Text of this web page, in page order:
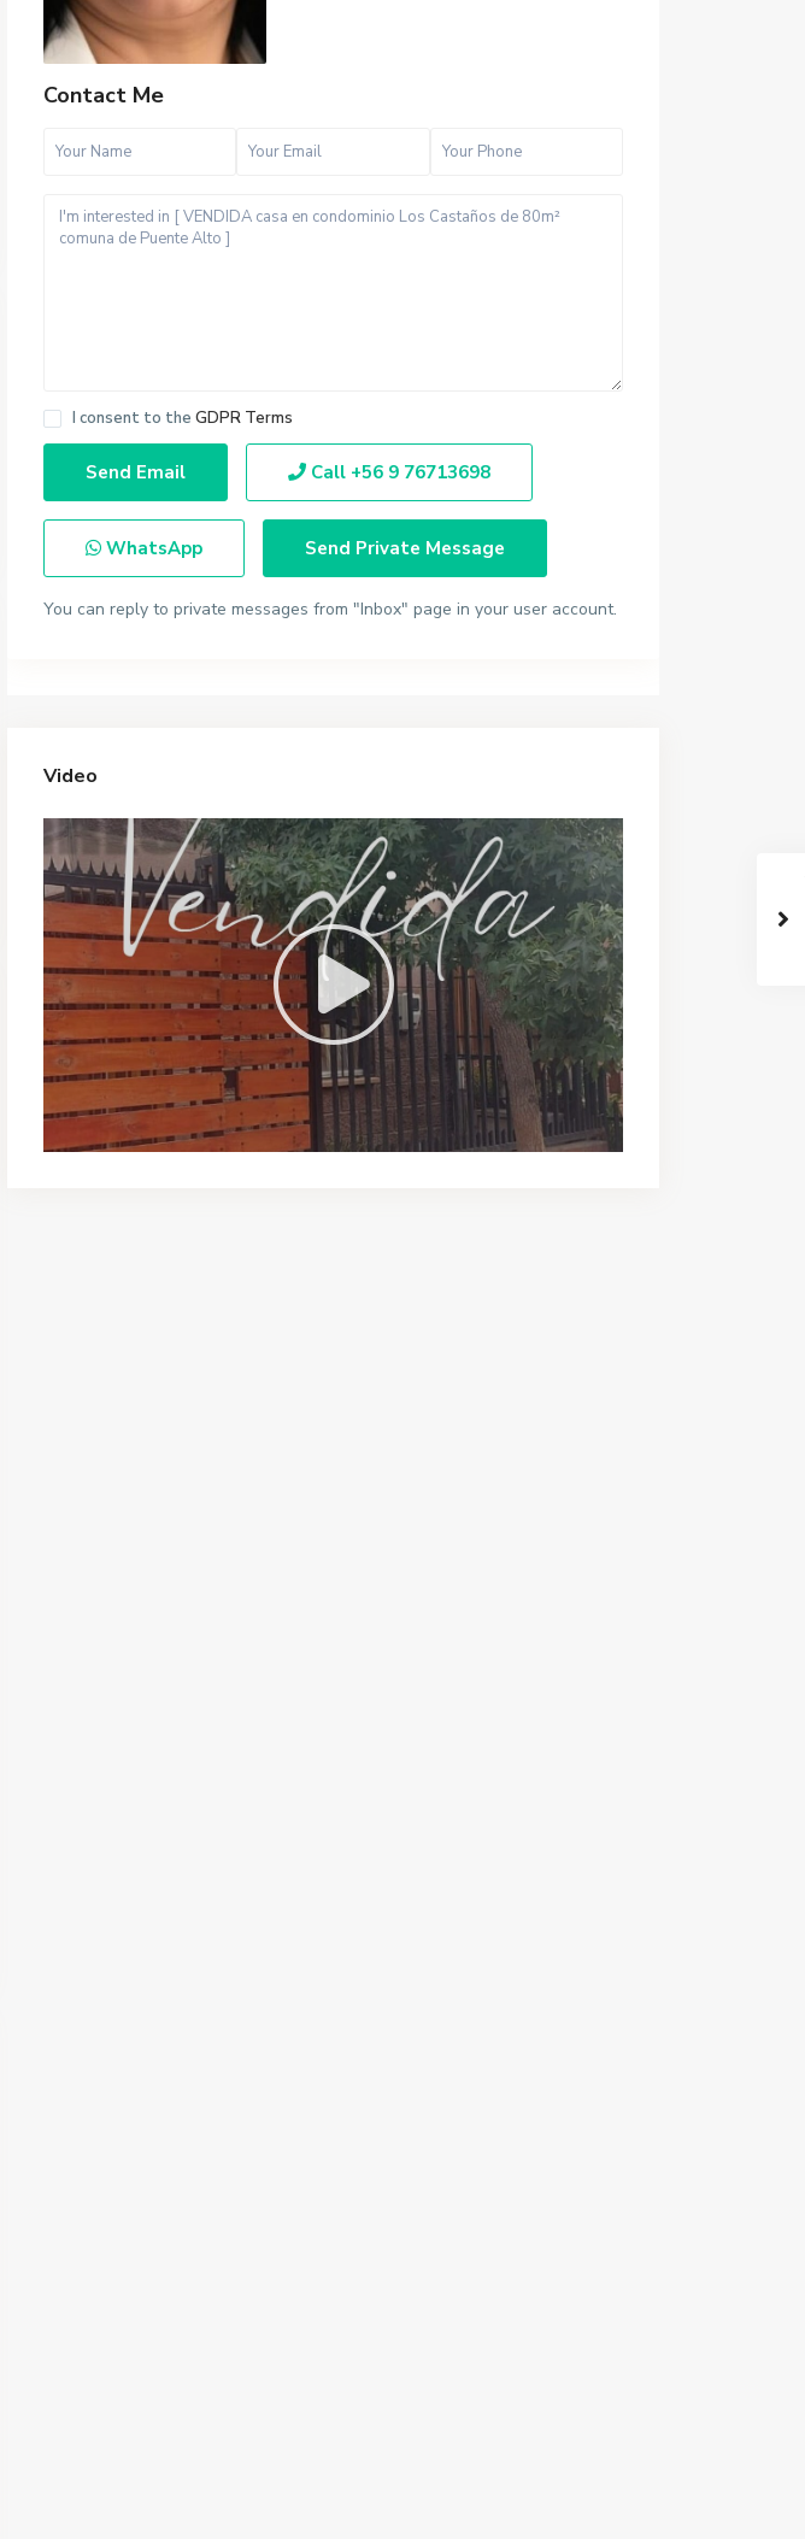
Contact Me
I consent to the GDPR Terms
Call +56 9 76713698
WhatsApp
You can reply to private messages from "Inbox" page in your user account.
Video